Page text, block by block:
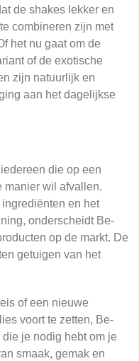
de shakes lekker en
combineren zijn met
het nu gaat om de
of de exotische
zijn natuurlijk en
aan het dagelijkse
die op een
manier wil afvallen.
en het
onderscheidt Be-
op de markt. De
getuigen van het
of een nieuwe
voort te zetten, Be-
je nodig hebt om je
smaak, gemak en